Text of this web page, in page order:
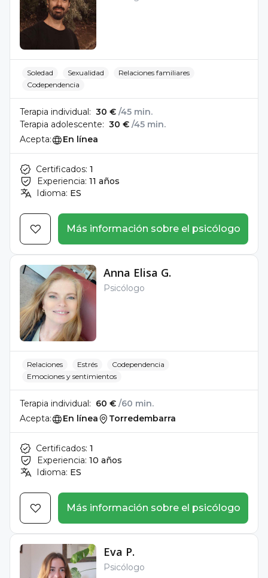
Soledad Sexualidad
Relaciones familiares
Codependencia
Terapia individual: 30 € /45 min.
Terapia adolescente: 30 € /45 min.
Acepta:
En línea
Certificados: 1
Experiencia: 11 años
Idioma: ES
Más información sobre el psicólogo
Anna Elisa G.
Psicólogo
Relaciones Estrés
Codependencia
Emociones y sentimientos
Terapia individual: 60 € /60 min.
Acepta:
En línea Torredembarra
Certificados: 1
Experiencia: 10 años
Idioma: ES
Más información sobre el psicólogo
Eva P.
Psicólogo